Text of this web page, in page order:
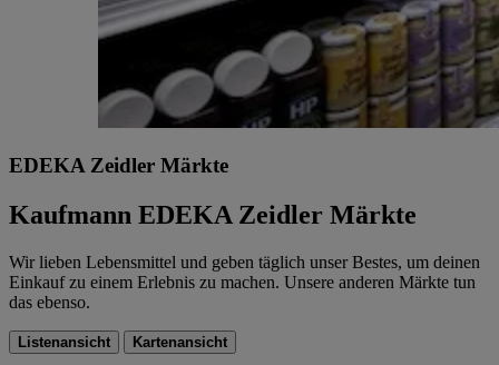
EDEKA Zeidler Märkte
Kaufmann EDEKA Zeidler Märkte
Wir lieben Lebensmittel und geben täglich unser Bestes, um deinen
Einkauf zu einem Erlebnis zu machen. Unsere anderen Märkte tun
das ebenso.
Listenansicht Kartenansicht